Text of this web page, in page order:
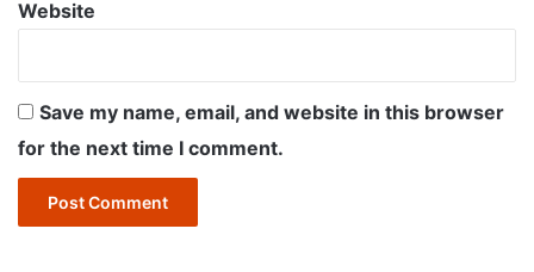
Website
Save my name, email, and website in this browser
for the next time I comment.